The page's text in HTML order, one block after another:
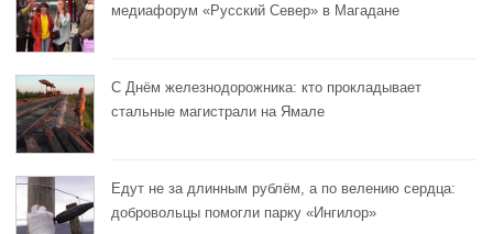
медиафорум «Русский Север» в Магадане
С Днём железнодорожника: кто прокладывает
стальные магистрали на Ямале
Едут не за длинным рублём, а по велению сердца:
добровольцы помогли парку «Ингилор»